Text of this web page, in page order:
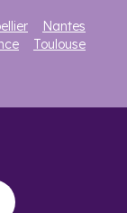
Nantes
Toulouse